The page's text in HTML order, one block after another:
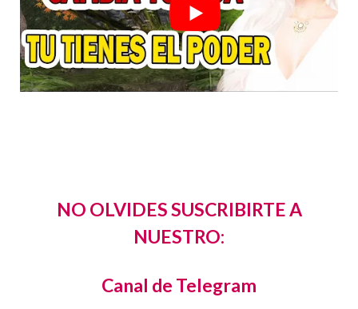
NO OLVIDES SUSCRIBIRTE A
NUESTRO:
Canal de Telegram